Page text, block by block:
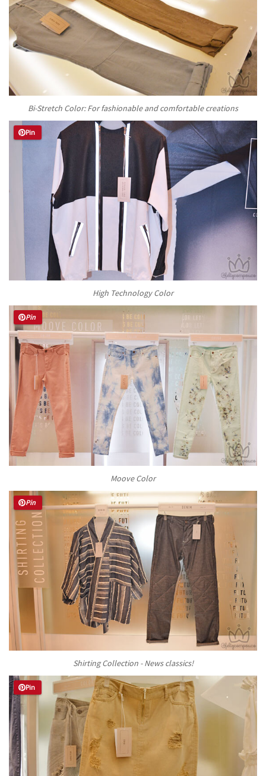
Bi-Stretch Color:For fashionable and comfortable creations
Pin
High Technology Color
Pin
Moove Color
Pin
Shirting Collection -News classics!
Pin